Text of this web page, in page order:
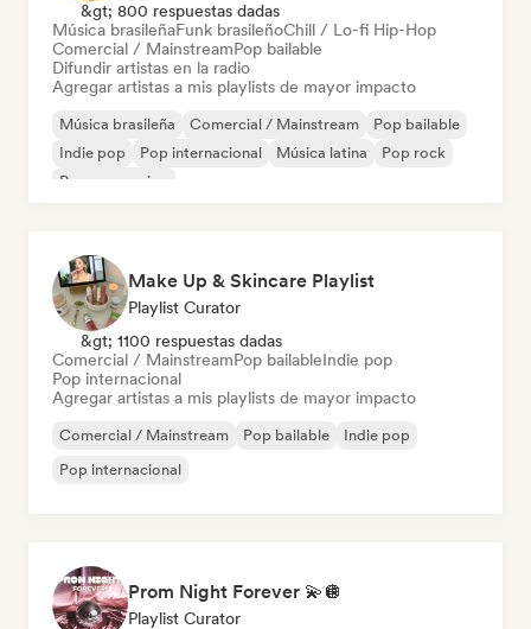
&gt; 800 respuestas dadas
Música brasileñaFunk brasileñoChill / Lo-fi Hip-Hop
Comercial / MainstreamPop bailable
Difundir artistas en la radio
Agregar artistas a mis playlists de mayor impacto
Música brasileña Comercial / Mainstream
Pop bailable
Indie pop
Pop internacional Música latina
Pop rock
Pop progresivo
Make Up & Skincare Playlist
Playlist Curator
&gt; 1100 respuestas dadas
Comercial / MainstreamPop bailableIndie pop
Pop internacional
Agregar artistas a mis playlists de mayor impacto
Comercial / Mainstream Pop bailable
Indie pop
Pop internacional
Prom Night Forever 💫🪩
Playlist Curator